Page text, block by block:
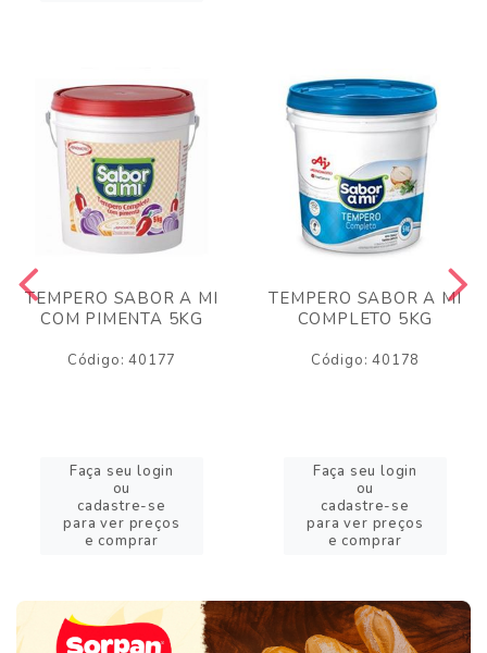
TEMPERO SABOR A MI
COM PIMENTA 5KG
Código: 40177
Faça seu login
ou
cadastre-se
para ver preços
e comprar
TEMPERO SABOR A MI
COMPLETO 5KG
Código: 40178
Faça seu login
ou
cadastre-se
para ver preços
e comprar